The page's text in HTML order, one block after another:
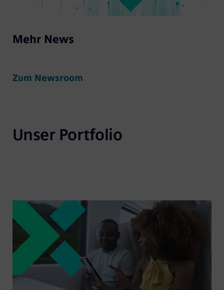
Mehr News
Zum Newsroom
Unser Portfolio